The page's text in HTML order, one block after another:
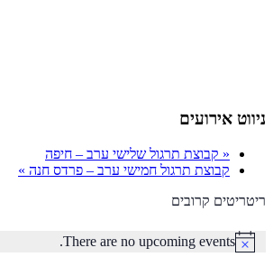
ניווט אירועים
« קבוצת תרגול שלישי ערב – חיפה
קבוצת תרגול חמישי ערב – פרדס חנה »
ריטריטים קרובים
Notice
There are no upcoming events.